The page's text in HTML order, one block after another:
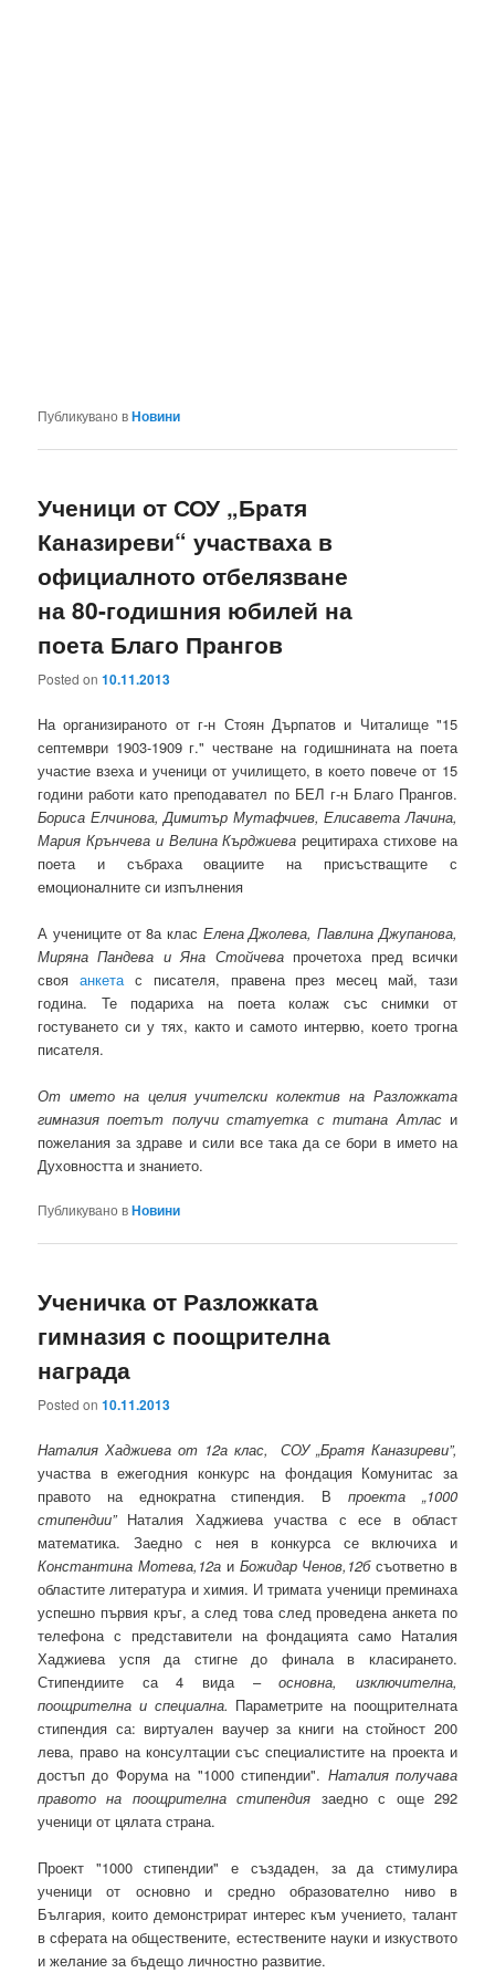
Публикувано вНовини
Ученици от СОУ „Братя
Каназиреви“ участваха в
официалното отбелязване
на 80-годишния юбилей на
поета Благо Прангов
Posted on10.11.2013
На организираното от г-н Стоян Дърпатов и Читалище "15
септември 1903-1909 г." честване на годишнината на поета
участие взеха и ученици от училището, в което повече от 15
години работи като преподавател по БЕЛ г-н Благо Прангов.
Бориса Елчинова, Димитър Мутафчиев, Елисавета Лачина,
Мария Крънчева и Велина Кърджиева рецитираха стихове на
поета и събраха овациите на присъстващите с
емоционалните си изпълнения
А учениците от 8а клас Елена Джолева, Павлина Джупанова,
Миряна Пандева и Яна Стойчева прочетоха пред всички
своя анкета с писателя, правена през месец май, тази
година. Те подариха на поета колаж със снимки от
гостуването си у тях, както и самото интервю, което трогна
писателя.
От името на целия учителски колектив на Разложката
гимназия поетът получи статуетка с титана Атласи
пожелания за здраве и сили все така да се бори в името на
Духовността и знанието.
Публикувано вНовини
Ученичка от Разложката
гимназия с поощрителна
награда
Posted on10.11.2013
Наталия Хаджиева от 12а клас, СОУ „Братя Каназиреви”,
участва в ежегодния конкурс на фондация Комунитас за
правото на еднократна стипендия. Впроекта „1000
стипендии” Наталия Хаджиева участва с есе в област
математика. Заедно с нея в конкурса се включиха и
Константина Мотева,12аи Божидар Ченов,12бсъответно в
областите литература и химия. И тримата ученици преминаха
успешно първия кръг, а след това след проведена анкета по
телефона с представители на фондацията само Наталия
Хаджиева успя да стигне до финала в класирането.
Стипендиите са 4 вида –основна, изключителна,
поощрителна и специална. Параметрите на поощрителната
стипендия са: виртуален ваучер за книги на стойност 200
лева, право на консултации със специалистите на проекта и
достъп до Форума на "1000 стипендии". Наталия получава
правото на поощрителна стипендия заедно с още 292
ученици от цялата страна.
Проект "1000 стипендии" е създаден, за да стимулира
ученици от основно и средно образователно ниво в
България, които демонстрират интерес към учението, талант
в сферата на обществените, естествените науки и изкуството
и желание за бъдещо личностно развитие.